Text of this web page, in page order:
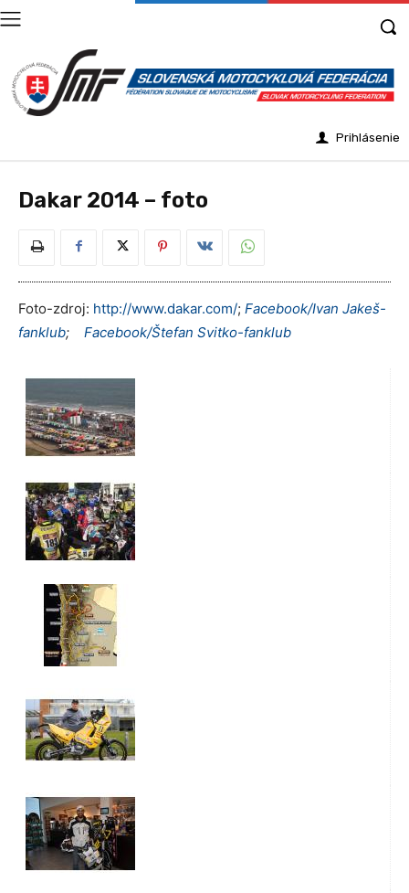
Prihlásenie
Dakar 2014 – foto
Foto-zdroj: http://www.dakar.com/; Facebook/Ivan Jakeš-
fanklub; Facebook/Štefan Svitko-fanklub